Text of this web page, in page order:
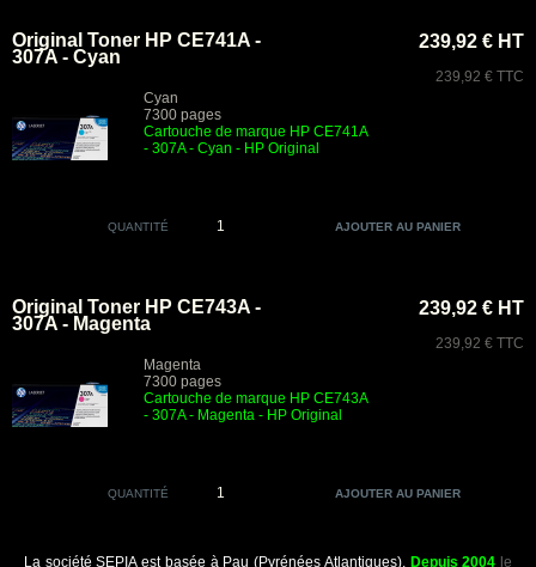
Original Toner HP CE741A -
307A - Cyan
Cyan
7300 pages
Cartouche de marque HP CE741A
- 307A - Cyan - HP Original
239,92 € HT
239,92 € TTC
QUANTITÉ
Original Toner HP CE743A -
307A - Magenta
Magenta
7300 pages
Cartouche de marque HP CE743A
- 307A - Magenta - HP Original
239,92 € HT
239,92 € TTC
QUANTITÉ
La société SEPIA est basée à Pau (Pyrénées Atlantiques). Depuis 2004 le